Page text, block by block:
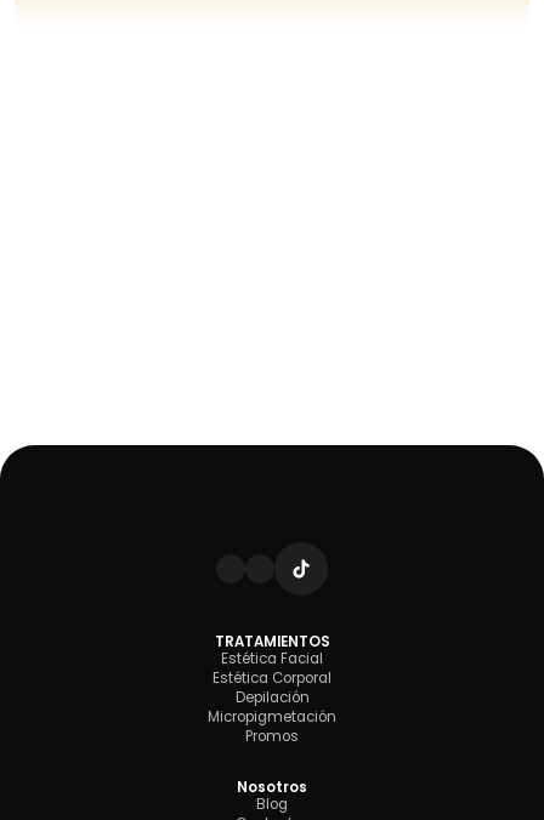
TRATAMIENTOS
Estética Facial
Estética Corporal
Depilación
Micropigmetación
Promos
Nosotros
Blog